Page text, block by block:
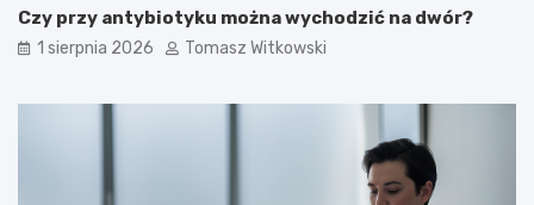
Czy przy antybiotyku można wychodzić na dwór?
1 sierpnia 2026 Tomasz Witkowski